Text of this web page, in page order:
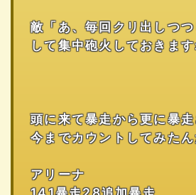
敵「あ、毎回クリ出しつ
して集中砲火しておきます
頭に来て暴走から更に暴
今までカウントしてみた
アリーナ